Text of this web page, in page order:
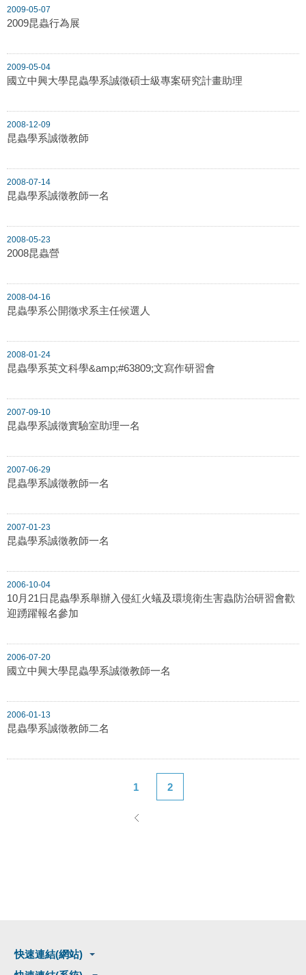
2009-05-07
2009昆蟲行為展
2009-05-04
國立中興大學昆蟲學系誠徵碩士級專案研究計畫助理
2008-12-09
昆蟲學系誠徵教師
2008-07-14
昆蟲學系誠徵教師一名
2008-05-23
2008昆蟲營
2008-04-16
昆蟲學系公開徵求系主任候選人
2008-01-24
昆蟲學系英文科學&amp;#63809;文寫作研習會
2007-09-10
昆蟲學系誠徵實驗室助理一名
2007-06-29
昆蟲學系誠徵教師一名
2007-01-23
昆蟲學系誠徵教師一名
2006-10-04
10月21日昆蟲學系舉辦入侵紅火蟻及環境衛生害蟲防治研習會歡
迎踴躍報名參加
2006-07-20
國立中興大學昆蟲學系誠徵教師一名
2006-01-13
昆蟲學系誠徵教師二名
1 2
快速連結(網站)